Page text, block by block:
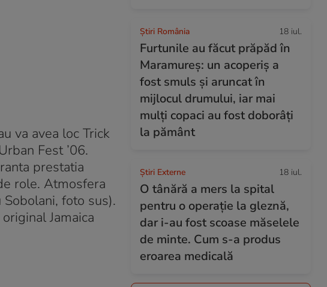
va avea loc Trick
Fest ’06.
prestatia
role. Atmosfera
foto sus).
Jamaica
Știri România 18 iul.
Furtunile au făcut prăpăd în
Maramureș: un acoperiș a
fost smuls și aruncat în
mijlocul drumului, iar mai
mulți copaci au fost doborâți
la pământ
Știri Externe 18 iul.
O tânără a mers la spital
pentru o operație la gleznă,
dar i-au fost scoase măselele
de minte. Cum s-a produs
eroarea medicală